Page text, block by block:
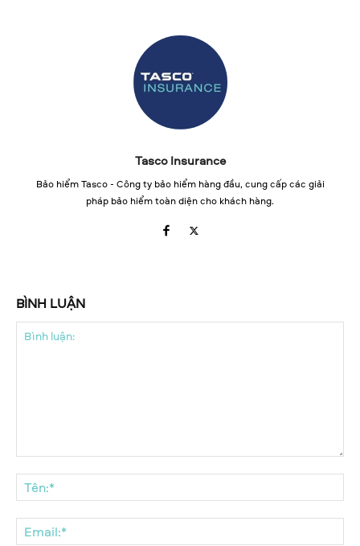
Tasco Insurance
Bảo hiểm Tasco - Công ty bảo hiểm hàng đầu, cung cấp các giải
pháp bảo hiểm toàn diện cho khách hàng.
BÌNH LUẬN
luận: